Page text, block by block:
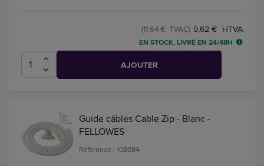
9,62 € HTVA
(11,64 € TVAC)
EN STOCK, LIVRÉ EN 24/48H
AJOUTER
Guide câbles Cable Zip - Blanc -
FELLOWES
Référence : 108084